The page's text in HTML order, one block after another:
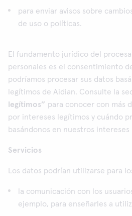
para enviar avisos sobre
de uso o políticas.
El fundamento jurídico del
personales es el consentimiento
podríamos procesar sus datos
legítimos de Aidian. Consulte la
legítimos” para conocer con más
por intereses legítimos y cuándo
basándonos en nuestros intereses
Servicios
Los datos podrían utilizarse para
la comunicación con los
ejemplo, para enseñarles a